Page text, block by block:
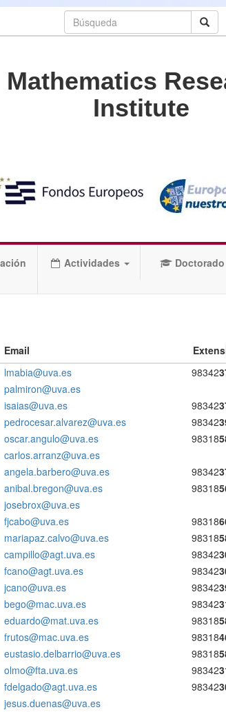
Mathematics
Institute
Actividades
Doctorado
Email
lmabia@uva.es 98342
palmiron@uva.es
isaias@uva.es 98342
pedrocesar.alvarez@uva.es 98342
oscar.angulo@uva.es 98318
carlos.arranz@uva.es
angela.barbero@uva.es 98342
anibal.bregon@uva.es 98318
josebrox@uva.es
fjcabo@uva.es 98318
mariapaz.calvo@uva.es 98318
campillo@agt.uva.es 98342
fcano@agt.uva.es 98342
jcano@uva.es 98342
bego@mac.uva.es 98342
eduardo@mat.uva.es 98318
frutos@mac.uva.es 98318
eustasio.delbarrio@uva.es 98318
olmo@fta.uva.es 98342
fdelgado@agt.uva.es 98342
jesus.duenas@uva.es